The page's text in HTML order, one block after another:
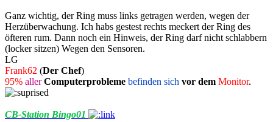
Ganz wichtig, der Ring muss links getragen werden, wegen der
Herzüberwachung. Ich habs gestest rechts meckert der Ring des
öfteren rum. Dann noch ein Hinweis, der Ring darf nicht schlabbern
(locker sitzen) Wegen den Sensoren.
LG
Frank62 (Der Chef)
95% aller Computerprobleme befinden sich vor dem Monitor.
CB-Station Bingo01